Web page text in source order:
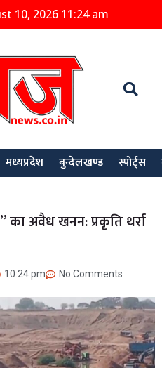
10, 2026 11:24 am
मध्यप्रदेश बुन्देलखण्ड स्पोर्ट्स
अवैध खनन: प्रकृति थर्रा
10:24 pm No Comments